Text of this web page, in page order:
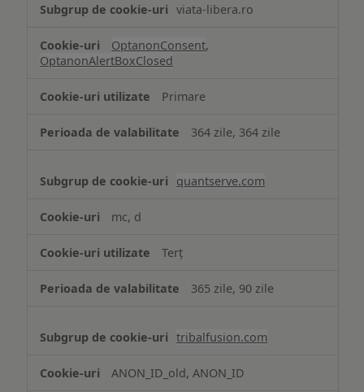
viata-libera.ro
OptanonConsent,
OptanonAlertBoxClosed
Primare
364 zile, 364 zile
quantserve.com
mc, d
Terț
365 zile, 90 zile
tribalfusion.com
ANON_ID_old, ANON_ID